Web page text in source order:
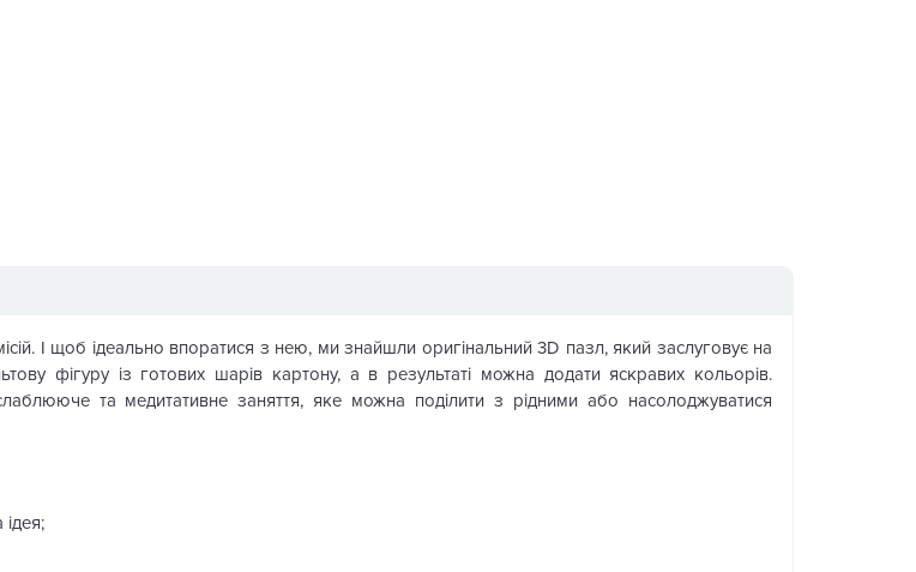
І щоб ідеально впоратися з нею, ми знайшли оригінальний 3D пазл, який заслуговує на
фігуру із готових шарів картону, а в результаті можна додати яскравих кольорів.
та медитативне заняття, яке можна поділити з рідними або насолоджуватися